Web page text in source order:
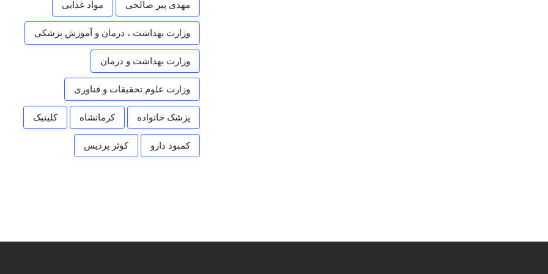
مهدی پیر صالحی مواد غذایی
وزارت بهداشت ، درمان و آموزش پزشکی
وزارت بهداشت و درمان
وزارت علوم تحقیقات و فناوری
پزشک خانواده کرمانشاه کلینیک
کمبود دارو کوثر پردیس